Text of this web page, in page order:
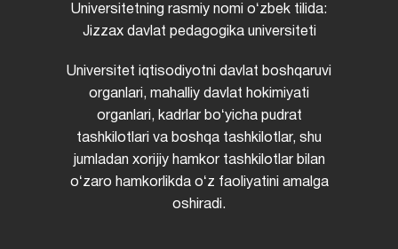
Universitetning rasmiy nomi oʻzbek tilida:
Jizzax davlat pedagogika universiteti
Universitet iqtisodiyotni davlat boshqaruvi
organlari, mahalliy davlat hokimiyati
organlari, kadrlar boʻyicha pudrat
tashkilotlari va boshqa tashkilotlar, shu
jumladan xorijiy hamkor tashkilotlar bilan
oʻzaro hamkorlikda oʻz faoliyatini amalga
oshiradi.